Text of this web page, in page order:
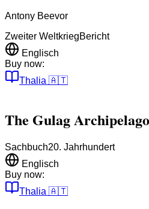
Antony Beevor
Zweiter WeltkriegBericht
Englisch
Buy now:
Thalia 🇦🇹
The Gulag Archipelago
Sachbuch20. Jahrhundert
Englisch
Buy now:
Thalia 🇦🇹